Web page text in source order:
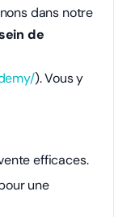
dans notre
de
). Vous y
efficaces.
une